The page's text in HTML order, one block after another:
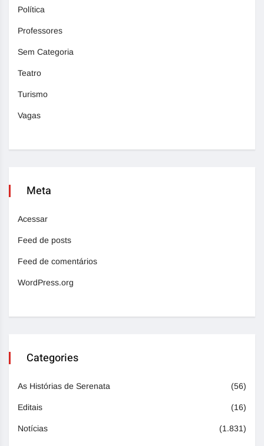
Política
Professores
Sem Categoria
Teatro
Turismo
Vagas
Meta
Acessar
Feed de posts
Feed de comentários
WordPress.org
Categories
As Histórias de Serenata (56)
Editais (16)
Notícias (1.831)